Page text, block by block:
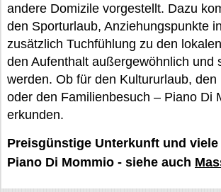
andere Domizile vorgestellt. Dazu
den Sporturlaub, Anziehungspunkte
zusätzlich Tuchfühlung zu den
den Aufenthalt außergewöhnlich und
werden. Ob für den Kultururlaub, den
oder den Familienbesuch – Piano Di
erkunden.
Preisgünstige Unterkunft und
Piano Di Mommio - siehe auch